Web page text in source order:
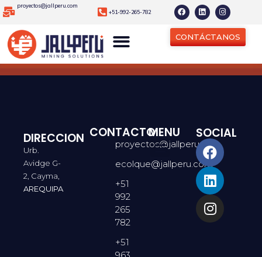
proyectos@jallperu.com
+51-992-265-782
CONTÁCTANOS
DIRECCION
Urb.
Avidge G-
2, Cayma,
AREQUIPA
CONTACTO
proyectos@jallperu.com
ecolque@jallperu.com
+51
992
265
782
+51
MENU SOCIAL